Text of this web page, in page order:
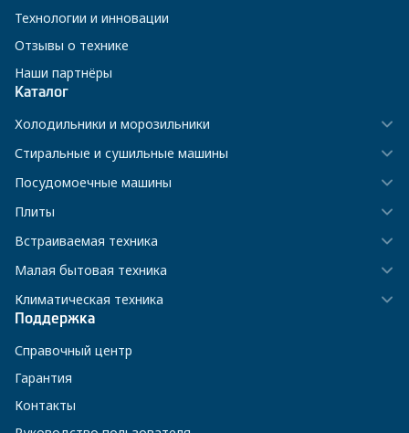
Технологии и инновации
Отзывы о технике
Наши партнёры
Каталог
Холодильники и морозильники
Стиральные и сушильные машины
Посудомоечные машины
Плиты
Встраиваемая техника
Малая бытовая техника
Климатическая техника
Поддержка
Справочный центр
Гарантия
Контакты